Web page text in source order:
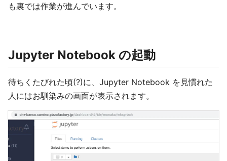
も裏では作業が進んでいます。
Jupyter Notebook の起動
待ちくたびれた頃(?)に、Jupyter Notebook を見慣れた
人にはお馴染みの画面が表示されます。